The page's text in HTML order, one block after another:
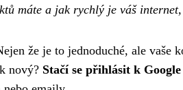
máte a jak rychlý je váš
že je to jednoduché, ale vaše
nový? Stačí se přihlásit k